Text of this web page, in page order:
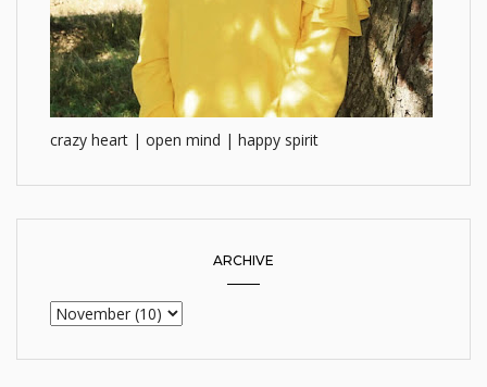
crazy heart | open mind | happy spirit
ARCHIVE